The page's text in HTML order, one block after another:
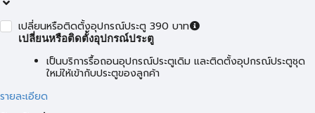
เปลี่ยนหรือติดตั้งอุปกรณ์ประตู 390 บาท
เปลี่ยนหรือติดตั้งอุปกรณ์ประตู
เป็นบริการรื้อถอนอุปกรณ์ประตูเดิม และติดตั้งอุปกรณ์ประตูชุด
ใหม่ให้เข้ากับประตูของลูกค้า
รายละเอียด